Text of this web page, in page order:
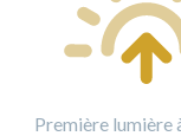
Première lumière